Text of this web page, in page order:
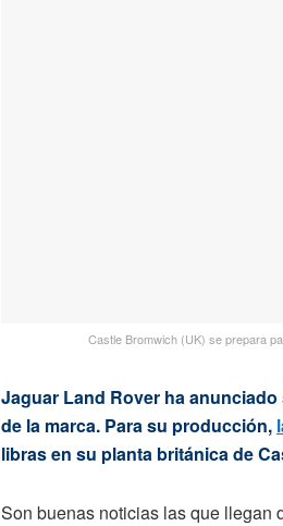
Castle Bromwich (UK) se prepara
Jaguar Land Rover ha
de la marca. Para su producción,
libras en su planta británica de
Son buenas noticias las que llegan